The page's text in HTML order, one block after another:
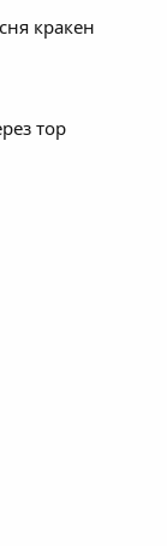
кракен
тор